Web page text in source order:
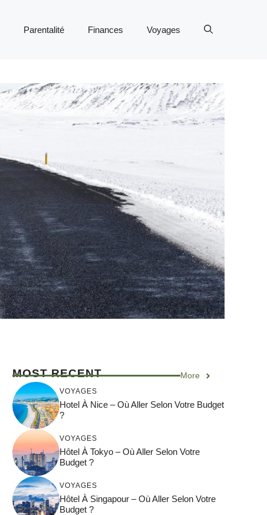
Parentalité Finances Voyages
MOST RECENT More
VOYAGES
Hotel À Nice – Où Aller Selon Votre Budget
?
VOYAGES
Hôtel À Tokyo – Où Aller Selon Votre
Budget ?
VOYAGES
Hôtel À Singapour – Où Aller Selon Votre
Budget ?